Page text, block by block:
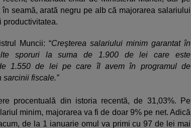
seamă, arată negru pe alb că majorarea salariului
productivitatea.
Muncii: “Creşterea salariului minim garantat în
sporuri la suma de 1.900 de lei care este
1.550 de lei pe care îl avem în programul de
sarcinii fiscale.”
procentuală din istoria recentă, de 31,03%. Pe
minim, majorarea va fi de doar 9% pe net. Adică
de la 1 ianuarie omul va primi cu 97 de lei mai